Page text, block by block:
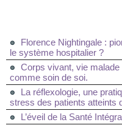
Florence Nightingale :
le système hospitalier ?
Corps vivant, vie
comme soin de soi.
La réflexologie, une
stress des patients atteints
L’éveil de la Santé